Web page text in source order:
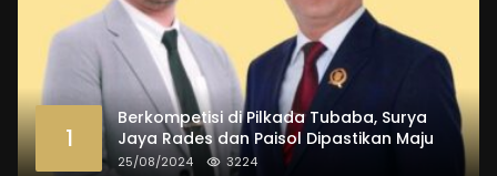
1
Berkompetisi di Pilkada Tubaba, Surya
Jaya Rades dan Paisol Dipastikan Maju
25/08/2024 3224